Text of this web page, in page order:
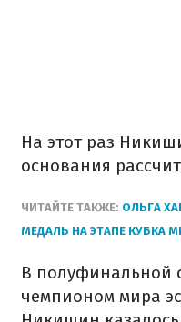
На этот раз
основания
ЧИТАЙТЕ ТАКЖЕ: ОЛЬГА
МЕДАЛЬ НА ЭТАПЕ КУБКА
В полуфинальной
чемпионом мира